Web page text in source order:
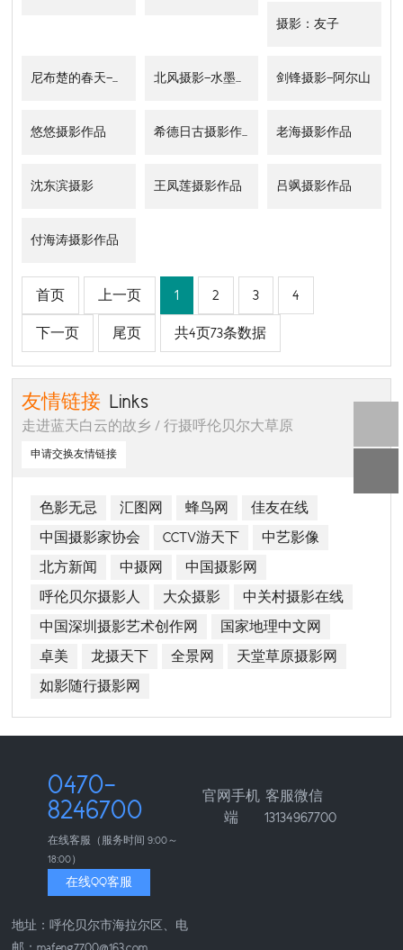
摄影：友子
尼布楚的春天—剑锋 北风摄影—水墨之旅 剑锋摄影—阿尔山
悠悠摄影作品 希德日古摄影作品 老海摄影作品
沈东滨摄影 王凤莲摄影作品 吕飒摄影作品
付海涛摄影作品
首页 上一页 1 2 3 4
下一页 尾页 共4页73条数据
友情链接 Links
走进蓝天白云的故乡 / 行摄呼伦贝尔大草原
申请交换友情链接
色影无忌 汇图网 蜂鸟网
佳友在线
中国摄影家协会
CCTV游天下
中艺影像
北方新闻
中摄网
中国摄影网
呼伦贝尔摄影人
大众摄影
中关村摄影在线
中国深圳摄影艺术创作网
国家地理中文网
卓美
龙摄天下 全景网
天堂草原摄影网
如影随行摄影网
0470-
8246700
在线客服（服务时间 9:00～
18:00）
在线QQ客服
地址：呼伦贝尔市海拉尔区、电
官网手机
端
客服微信
13134967700